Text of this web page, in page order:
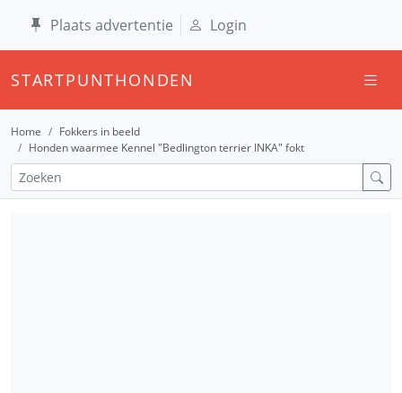
Plaats advertentie Login
STARTPUNTHONDEN
Home
Fokkers in beeld
Honden waarmee Kennel "Bedlington terrier INKA" fokt